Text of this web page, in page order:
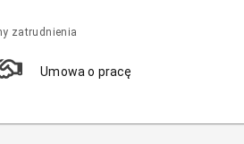
zatrudnienia
Umowa o pracę